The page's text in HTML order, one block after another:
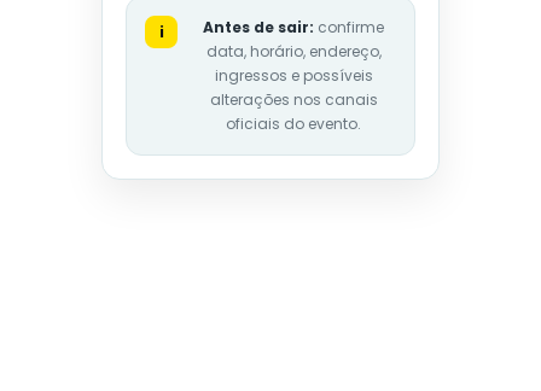
i Antes de sair: confirme
data, horário, endereço,
ingressos e possíveis
alterações nos canais
oficiais do evento.